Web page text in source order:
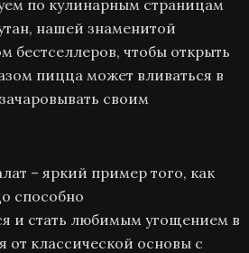
по кулинарным страницам
нашей знаменитой
бестселлеров, чтобы открыть
пицца может вливаться в
своим
– яркий пример того, как
способно
и стать любимым угощением в
от классической основы с